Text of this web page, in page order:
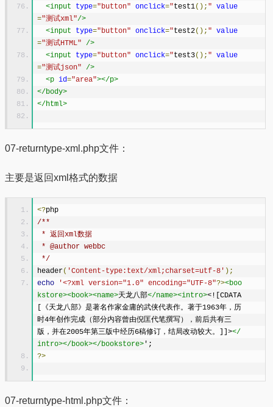
<input
type="button" onclick="test1(); " value
="测试xml"/>
<input
type="button" onclick="test2(); " value
="测试HTML" />
<input
type="button" onclick="test3(); " value
="测试json" />
<p id="area"></p>
</body>
</html>
07-returntype-xml.php文件：
主要是返回xml格式的数据
<?php
/**
* 返回xml数据
* @author webbc
*/
header( 'Content-type:text/xml;charset=utf-8' );
echo
'<?xml version="1.0" encoding="UTF-8"?><boo
kstore><book><name>天龙八部</name><intro><![CDATA
[《天龙八部》是著名作家金庸的武侠代表作。著于1963年，历
时4年创作完成（部分内容曾由倪匡代笔撰写），前后共有三
版，并在2005年第三版中经历6稿修订，结局改动较大。]]></
intro></book></bookstore> ';
?>
07-returntype-html.php文件：